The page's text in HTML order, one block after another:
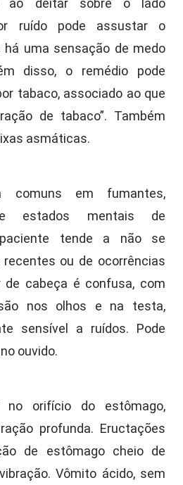
ruído pode assustar o
há uma sensação de medo
disso, o remédio pode
tabaco, associado ao que
de tabaco”. Também
asmáticas.
comuns em fumantes,
estados mentais de
tende a não se
recentes ou de ocorrências
de cabeça é confusa, com
nos olhos e na testa,
sensível a ruídos. Pode
ouvido.
no orifício do estômago,
profunda. Eructações
de estômago cheio de
Vômito ácido, sem